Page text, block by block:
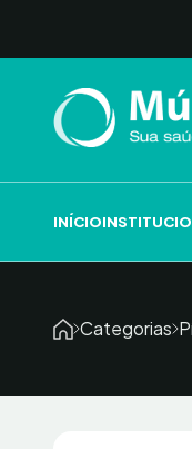
INÍCIO
Categorias